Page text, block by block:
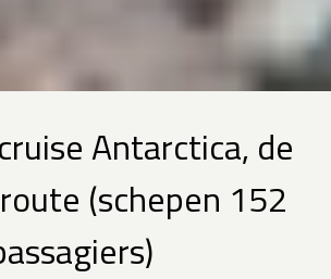
Antarctica, de
(schepen 152